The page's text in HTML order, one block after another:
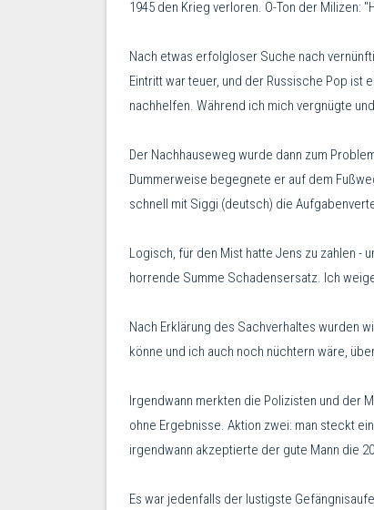
1945 den Krieg verloren. O-Ton der Milizen:
Nach etwas erfolgloser Suche nach
Eintritt war teuer, und der Russische Pop
nachhelfen. Während ich mich vergnügte
Der Nachhauseweg wurde dann zum
Dummerweise begegnete er auf dem
schnell mit Siggi (deutsch) die
Logisch, für den Mist hatte Jens zu zahlen -
horrende Summe Schadensersatz. Ich
Nach Erklärung des Sachverhaltes wurden
könne und ich auch noch nüchtern wäre,
Irgendwann merkten die Polizisten und der
ohne Ergebnisse. Aktion zwei: man steckt
irgendwann akzeptierte der gute Mann die
Es war jedenfalls der lustigste